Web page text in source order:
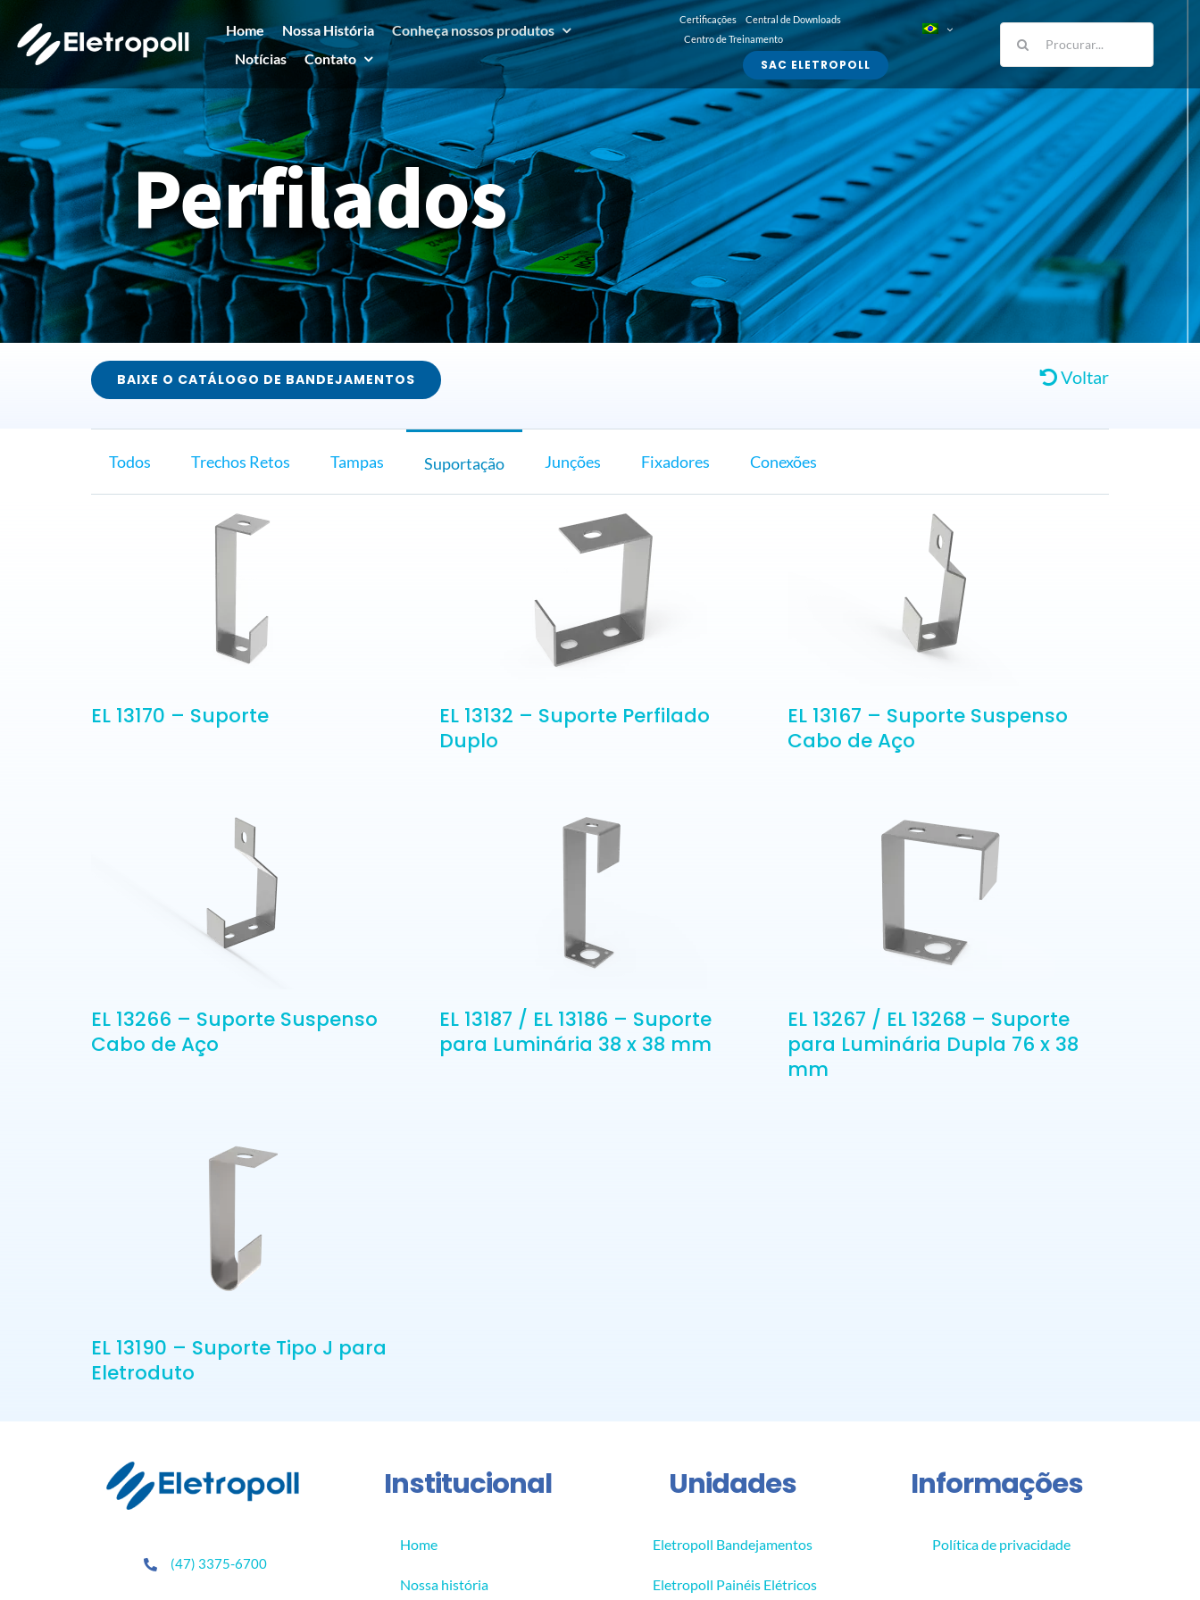
para
conteúdo
Home Nossa História
Conheça nossos produtos
Notícias
Contato
Certificações
Central de Downloads
Centro de Treinamento
SAC ELETROPOLL
Buscar
resultados
para:
Perfilados
Fale conosco
BAIXE O CATÁLOGO DE BANDEJAMENTOS Voltar
Todos Trechos Retos Tampas Suportação Junções Fixadores Conexões
EL 13170 – Suporte
EL 13132 – Suporte Perfilado
Duplo
EL 13167 – Suporte Suspenso
Cabo de Aço
EL 13266 – Suporte Suspenso
Cabo de Aço
EL 13187 / EL 13186 – Suporte
para Luminária 38 x 38 mm
EL 13267 / EL 13268 – Suporte
para Luminária Dupla 76 x 38
mm
EL 13190 – Suporte Tipo J para
Eletroduto
(47) 3375-6700
Institucional
Home
Nossa história
Unidades
Eletropoll Bandejamentos
Eletropoll Painéis Elétricos
Informações
Política de privacidade